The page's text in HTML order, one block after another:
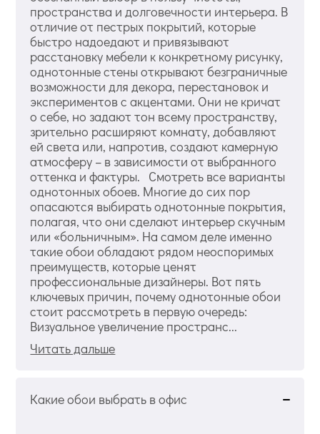
пространства и долговечности интерьера. В
отличие от пестрых покрытий, которые
быстро надоедают и привязывают
расстановку мебели к конкретному рисунку,
однотонные стены открывают безграничные
возможности для декора, перестановок и
экспериментов с акцентами. Они не кричат
о себе, но задают тон всему пространству,
зрительно расширяют комнату, добавляют
ей света или, напротив, создают камерную
атмосферу – в зависимости от выбранного
оттенка и фактуры. Смотреть все варианты
однотонных обоев. Многие до сих пор
опасаются выбирать однотонные покрытия,
полагая, что они сделают интерьер скучным
или «больничным». На самом деле именно
такие обои обладают рядом неоспоримых
преимуществ, которые ценят
профессиональные дизайнеры. Вот пять
ключевых причин, почему однотонные обои
стоит рассмотреть в первую очередь:
Визуальное увеличение пространс...
Читать дальше
Какие обои выбрать в офис